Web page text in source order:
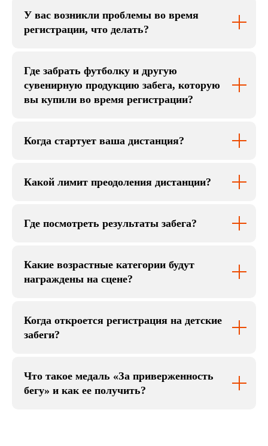
У вас возникли проблемы во время
регистрации, что делать?
Где забрать футболку и другую
сувенирную продукцию забега, которую
вы купили во время регистрации?
Когда стартует ваша дистанция?
Какой лимит преодоления дистанции?
Где посмотреть результаты забега?
Какие возрастные категории будут
награждены на сцене?
Когда откроется регистрация на детские
забеги?
Что такое медаль «За приверженность
бегу» и как ее получить?